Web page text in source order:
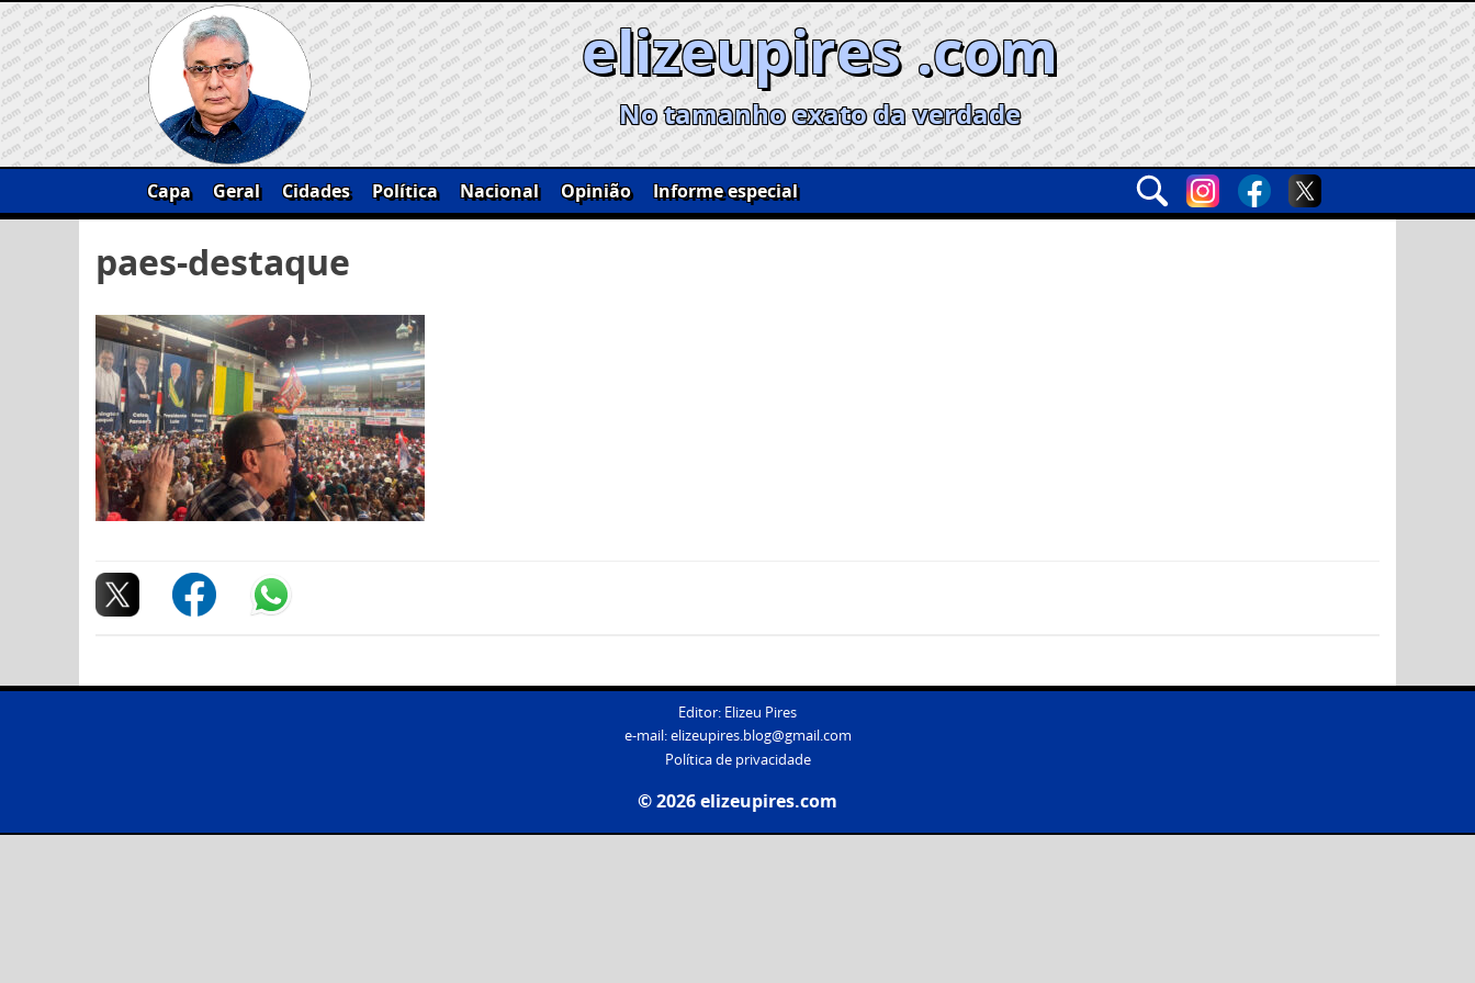
Skip
to
content
elizeupires .com
No tamanho exato da verdade
Capa Geral Cidades Política Nacional Opinião
Informe especial
por:
paes-destaque
Editor: Elizeu Pires
e-mail:elizeupires.blog@gmail.com
Política de privacidade
© 2026 elizeupires.com